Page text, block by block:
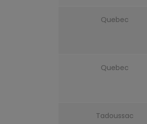
Quebec
Quebec
Tadoussac